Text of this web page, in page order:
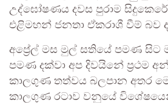
උද්ඝෝෂණය දවස පුරාම
එළිමහන් ජනතා ඒකරාශී වීම් බව ද
අප්‍රේල් මස මුල් සතියේ පමණ සිට
පමණ දක්වා අප දිවයිනේ ප්‍රථම
කාලගුණ තත්වය බලපාන අතර
කාලගුණ රටාව වනුයේ